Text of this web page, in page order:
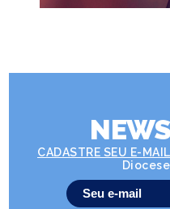
CADASTRE SEU E-MAIL